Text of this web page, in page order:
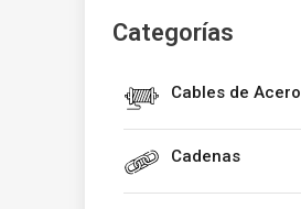
Categorías
Cables de Acero
Cadenas